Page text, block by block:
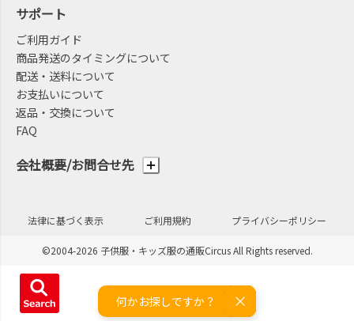
会社概要/お問合せ先
サポート
ご利用ガイド
商品発送のタイミングについて
配送・送料について
お支払いについて
返品・交換について
FAQ
法律に基づく表示 ご利用規約 プライバシーポリシー
©2004-2026 子供服・キッズ服の通販Circus All Rights reserved.
何かお探しですか？